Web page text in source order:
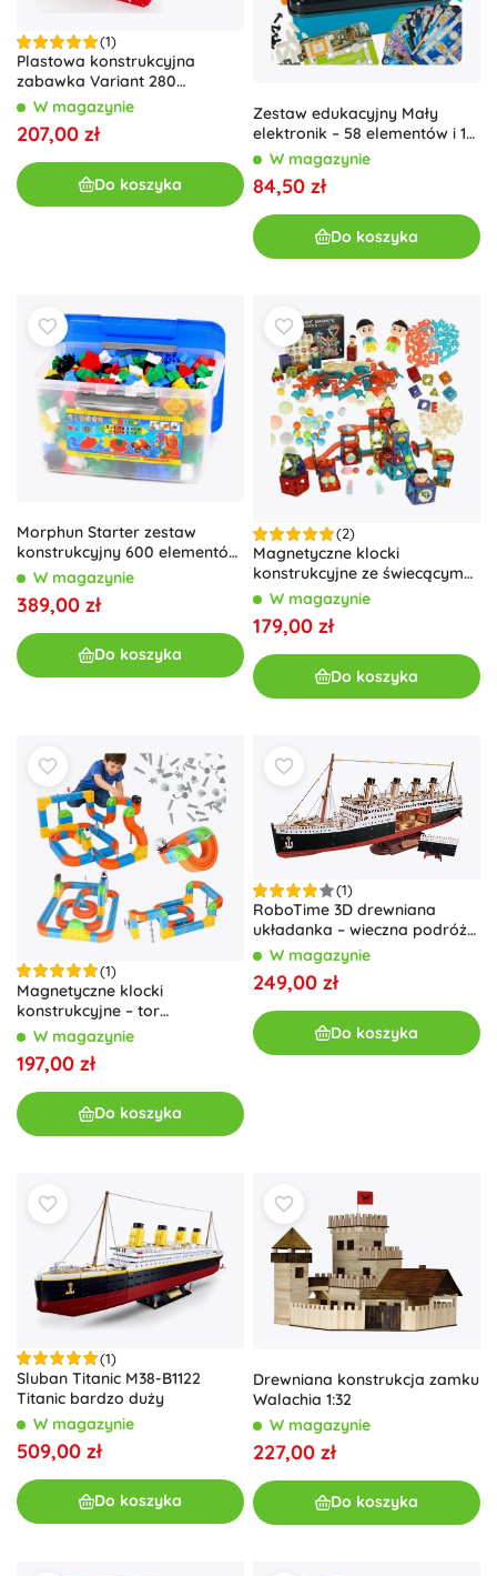
(1)
Plastowa konstrukcyjna
zabawka Variant 280
elementów
W magazynie
207,00 zł
Do koszyka
Zestaw edukacyjny Mały
elektronik – 58 elementów i 12
kartW magazynie
84,50 zł
Do koszyka
Morphun Starter zestaw
konstrukcyjny 600 elementów
w pudełku
W magazynie
389,00 zł
Do koszyka
(2)
Magnetyczne klocki
konstrukcyjne ze świecącym
torem kulkowym – 202
W magazynie
179,00 zł
Do koszyka
(1)
Magnetyczne klocki
konstrukcyjne – tor
wyścigowy i kolejowy 140
elementów
W magazynie
197,00 zł
Do koszyka
(1)
RoboTime 3D drewniana
układanka – wieczna podróż
przez Atlantyk 1912 (model
liniowca z LED)
W magazynie
249,00 zł
Do koszyka
(1)
Sluban Titanic M38-B1122
Titanic bardzo duży
W magazynie
509,00 zł
Do koszyka
Drewniana konstrukcja zamku
Walachia 1:32
W magazynie
227,00 zł
Do koszyka